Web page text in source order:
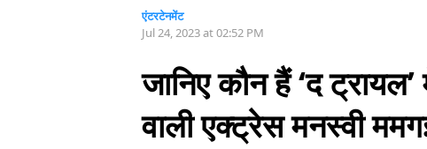
एंटरटेनमेंट
Jul 24, 2023 at 02:52 PM
जानिए कौन हैं ‘द
वाली एक्ट्रेस मनस्वी